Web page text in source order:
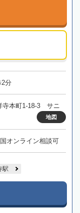
分
寺本町1-18-3 サニ
地図
オンライン相談可
駅